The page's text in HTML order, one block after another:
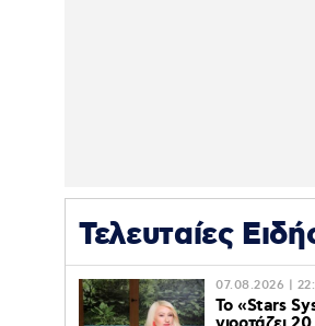
Τελευταίες
07.08.2026 |
Το «Stars